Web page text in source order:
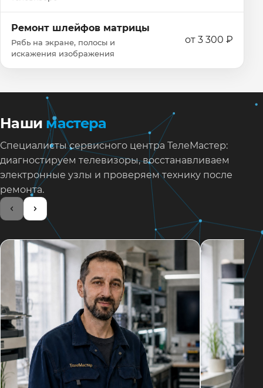
Ремонт шлейфов матрицы
Рябь на экране, полосы и
искажения изображения
от 3 300 ₽
Наши мастера
Специалисты сервисного центра ТелеМастер:
диагностируем телевизоры, восстанавливаем
электронные узлы и проверяем технику после
ремонта.